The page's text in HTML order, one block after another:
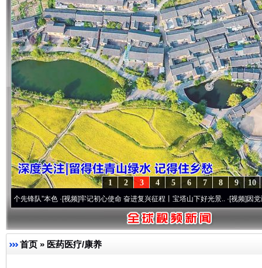
10
9
8
7
6
5
4
3
2
1
”本色·[视频]牢记初心使命 奋进复兴征程丨宝塔山下好光景..·[视频]因党而生 为党
首页 » 医药医疗/康养